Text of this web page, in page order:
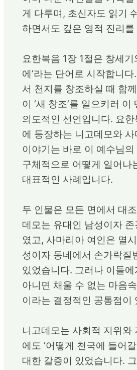
게 다루며, 초신자도 읽기
하면서도 깊은 영적 진리
요한복음 1장 1절은 창세기
에’라는 단어로 시작합니
서 천지를 창조하실 때 함
이 ‘새 창조’를 일으키러
의도적인 선언입니다. 요
에 등장하는 니고데모와
이야기는 바로 이 예수님
구체적으로 어떻게 일어나
대표적인 사례입니다.
두 인물은 모든 면에서 대
데모는 유대인 남성이자
였고, 사마리아 여인은 멸
성이자 동네에서 손가락질
있었습니다. 그러나 이들
아니면 채울 수 없는 마음
이라는 결정적인 공통점이
니고데모는 사회적 지위와
에도 ‘어떻게 천국에 들어
대한 갈증이 있었습니다.